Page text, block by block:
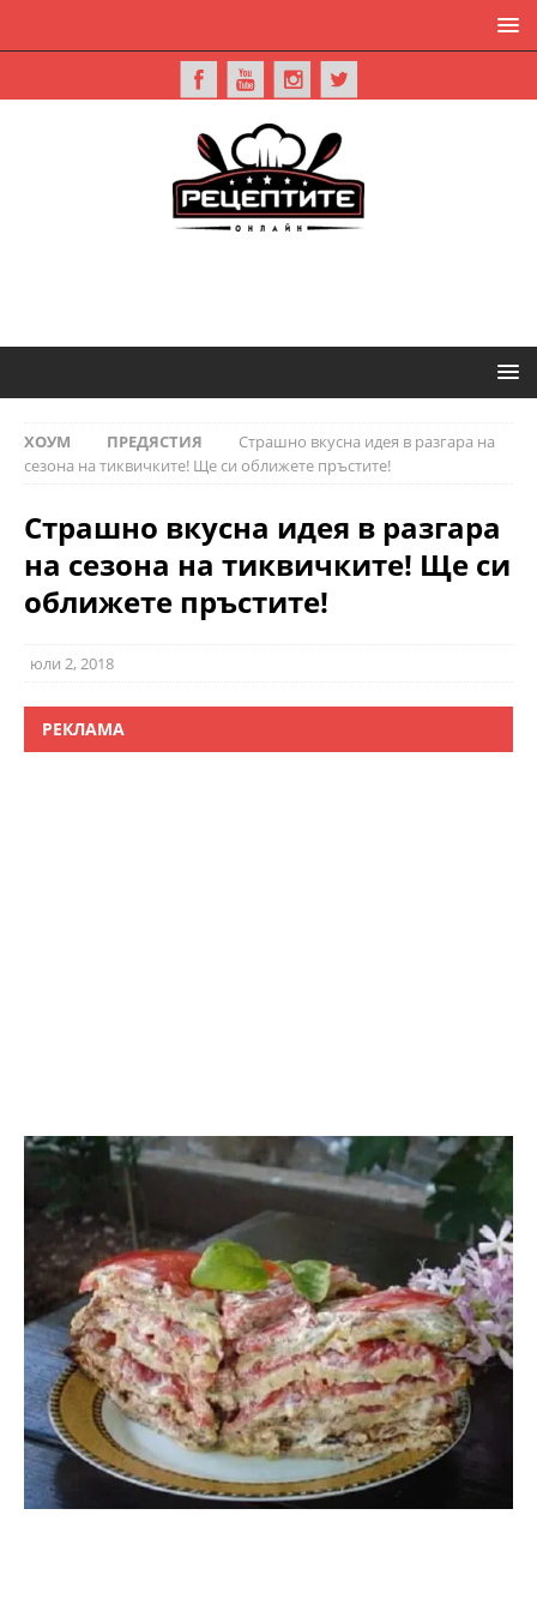
ХОУМ ПРЕДЯСТИЯ
Страшно вкусна идея в разгара на
сезона на тиквичките! Ще си оближете пръстите!
Страшно вкусна идея в разгара
на сезона на тиквичките! Ще си
оближете пръстите!
юли 2, 2018
РЕКЛАМА